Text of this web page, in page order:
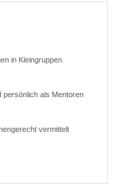
in Kleingruppen
persönlich als Mentoren
vermittelt